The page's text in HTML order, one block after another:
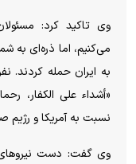
وی تاکید کرد:
می‌کنیم، اما ذره‌ای به
به ایران حمله کردند.
«أشداء علی الکفار،
نسبت به آمریکا و رژیم
وی گفت: دست